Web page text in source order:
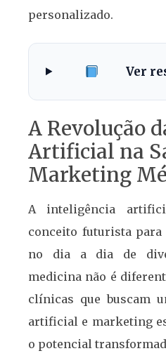
personalizado.
Ver
A Revolução
Artificial na
Marketing
A inteligência
conceito futurista
no dia a dia de
medicina não é
clínicas que buscam
artificial e marketing
o potencial